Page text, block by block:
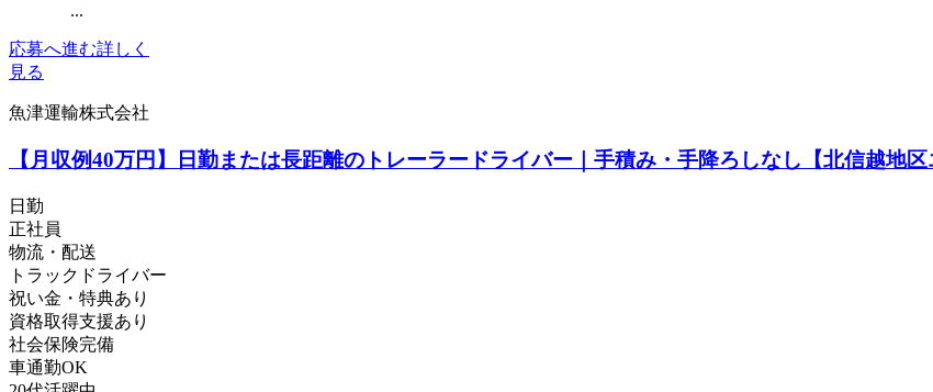
...
応募へ進む詳しく
見る
魚津運輸株式会社
【月収例40万円】日勤または長距離のトレーラードライバー｜手積み・手降ろしなし【北信越地
日勤
正社員
物流・配送
トラックドライバー
祝い金・特典あり
資格取得支援あり
社会保険完備
車通勤OK